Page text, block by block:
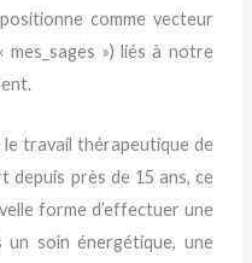
comme vecteur
mes_sages ») liés à notre
travail thérapeutique de
depuis près de 15 ans, ce
forme d’effectuer une
soin énergétique, une